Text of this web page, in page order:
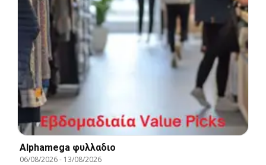
Alphamega φυλλαδιο
06/08/2026- 13/08/2026